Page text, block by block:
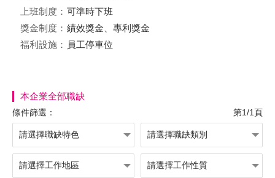
上班制度： 可準時下班
獎金制度： 績效獎金、專利獎金
福利設施： 員工停車位
本企業全部職缺
條件篩選： 第1/1頁